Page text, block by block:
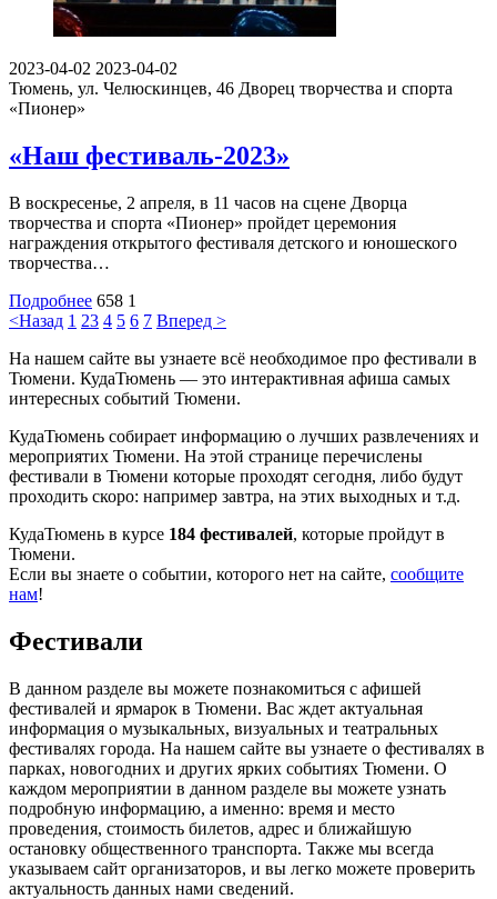
2023-04-02 2023-04-02
Тюмень, ул. Челюскинцев, 46 Дворец творчества и спорта
«Пионер»
«Наш фестиваль-2023»
В воскресенье, 2 апреля, в 11 часов на сцене Дворца
творчества и спорта «Пионер» пройдет церемония
награждения открытого фестиваля детского и юношеского
творчества…
Подробнее 658 1
<Назад 1 23 4 5 6 7 Вперед >
На нашем сайте вы узнаете всё необходимое про фестивали в
Тюмени. КудаТюмень — это интерактивная афиша самых
интересных событий Тюмени.
КудаТюмень собирает информацию о лучших развлечениях и
мероприятих Тюмени. На этой странице перечислены
фестивали в Тюмени которые проходят сегодня, либо будут
проходить скоро: например завтра, на этих выходных и т.д.
КудаТюмень в курсе 184 фестивалей, которые пройдут в
Тюмени.
Если вы знаете о событии, которого нет на сайте, сообщите
нам!
Фестивали
В данном разделе вы можете познакомиться с афишей
фестивалей и ярмарок в Тюмени. Вас ждет актуальная
информация о музыкальных, визуальных и театральных
фестивалях города. На нашем сайте вы узнаете о фестивалях в
парках, новогодних и других ярких событиях Тюмени. О
каждом мероприятии в данном разделе вы можете узнать
подробную информацию, а именно: время и место
проведения, стоимость билетов, адрес и ближайшую
остановку общественного транспорта. Также мы всегда
указываем сайт организаторов, и вы легко можете проверить
актуальность данных нами сведений.